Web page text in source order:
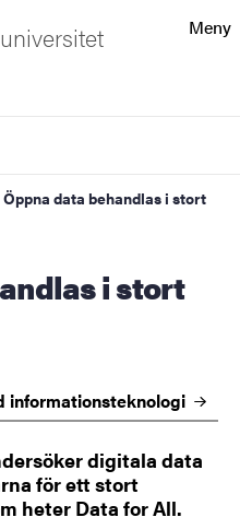
Meny
Öppna data behandlas i stort
informationsteknologi
digitala data
för ett stort
heter Data for All.